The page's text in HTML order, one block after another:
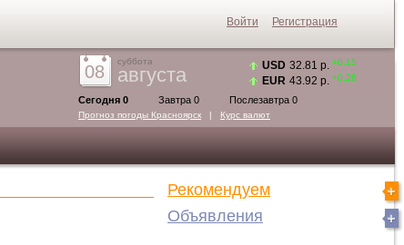
08
суббота
августа
Сегодня 0 Завтра 0 Послезавтра 0
Прогноз погоды Красноярск | Курс валют
USD 32.81 р. +0.15
EUR 43.92 р. +0.26
Рекомендуем
Объявления
Войти Регистрация